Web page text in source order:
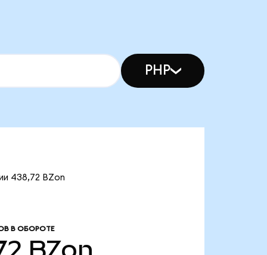
PHP
438,72 BZon
В ОБОРОТЕ